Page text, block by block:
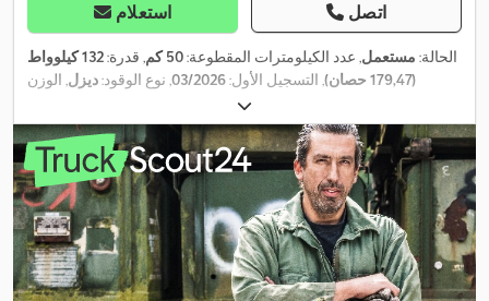
استعلام اتصل
الحالة: مستعمل, عدد الكيلومترات المقطوعة:50 كم , قدرة:
132 كيلوواط
(179,47 حصان)
, التسجيل الأول:03/2026, نوع الوقود:ديزل, الوزن
, تكوين المحور:
ميكانيكي, معدات:برنامج الثبات الإلكتروني (ESP), تكييف الهواء, مرشح
السخام